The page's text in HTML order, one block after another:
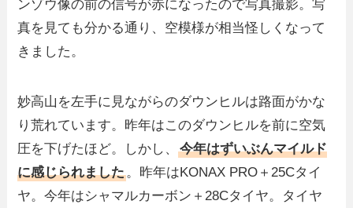
ンゾウ像の前の信号が赤になったので写真撮影。写
真を見ても分かる通り、空模様が相当怪しくなって
きました。
妙高山を左手に見ながらのダウンヒルは路面がかな
り荒れています。昨年はこのダウンヒルを前に空気
圧を下げたほど。しかし、今年はずいぶんマイルド
に感じられました。昨年はKONAX PRO＋25Cタイ
ヤ。今年はシャマルカーボン＋28Cタイヤ。タイヤ